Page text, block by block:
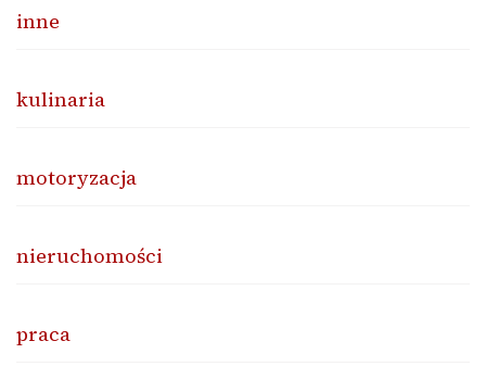
inne
kulinaria
motoryzacja
nieruchomości
praca